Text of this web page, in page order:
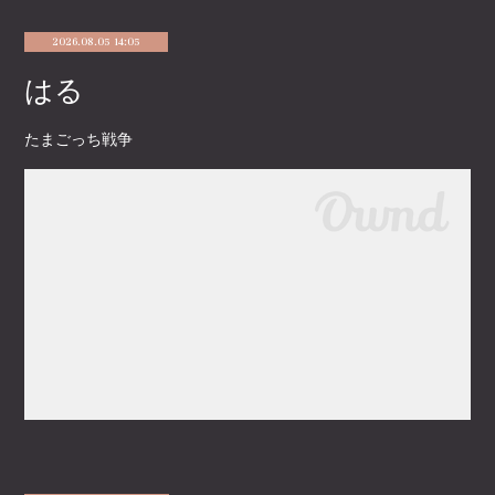
2026.08.05 14:05
はる
たまごっち戦争